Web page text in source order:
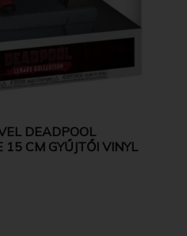
DEADPOOL
15 CM GYŰJTŐI VINYL